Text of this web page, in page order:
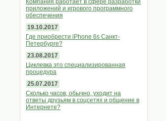
Компания работает в сфере разработки
приложений и игрового программного
обеспечения
19.10.2017
Где приобрести iPhone 6s Санкт-
Петербурге?
23.08.2017
Циклевка это специализированная
процедура
25.07.2017
Сколько часов, обычно, уходит на
ответы друзьям в соцсетях и общение в
Интернете?